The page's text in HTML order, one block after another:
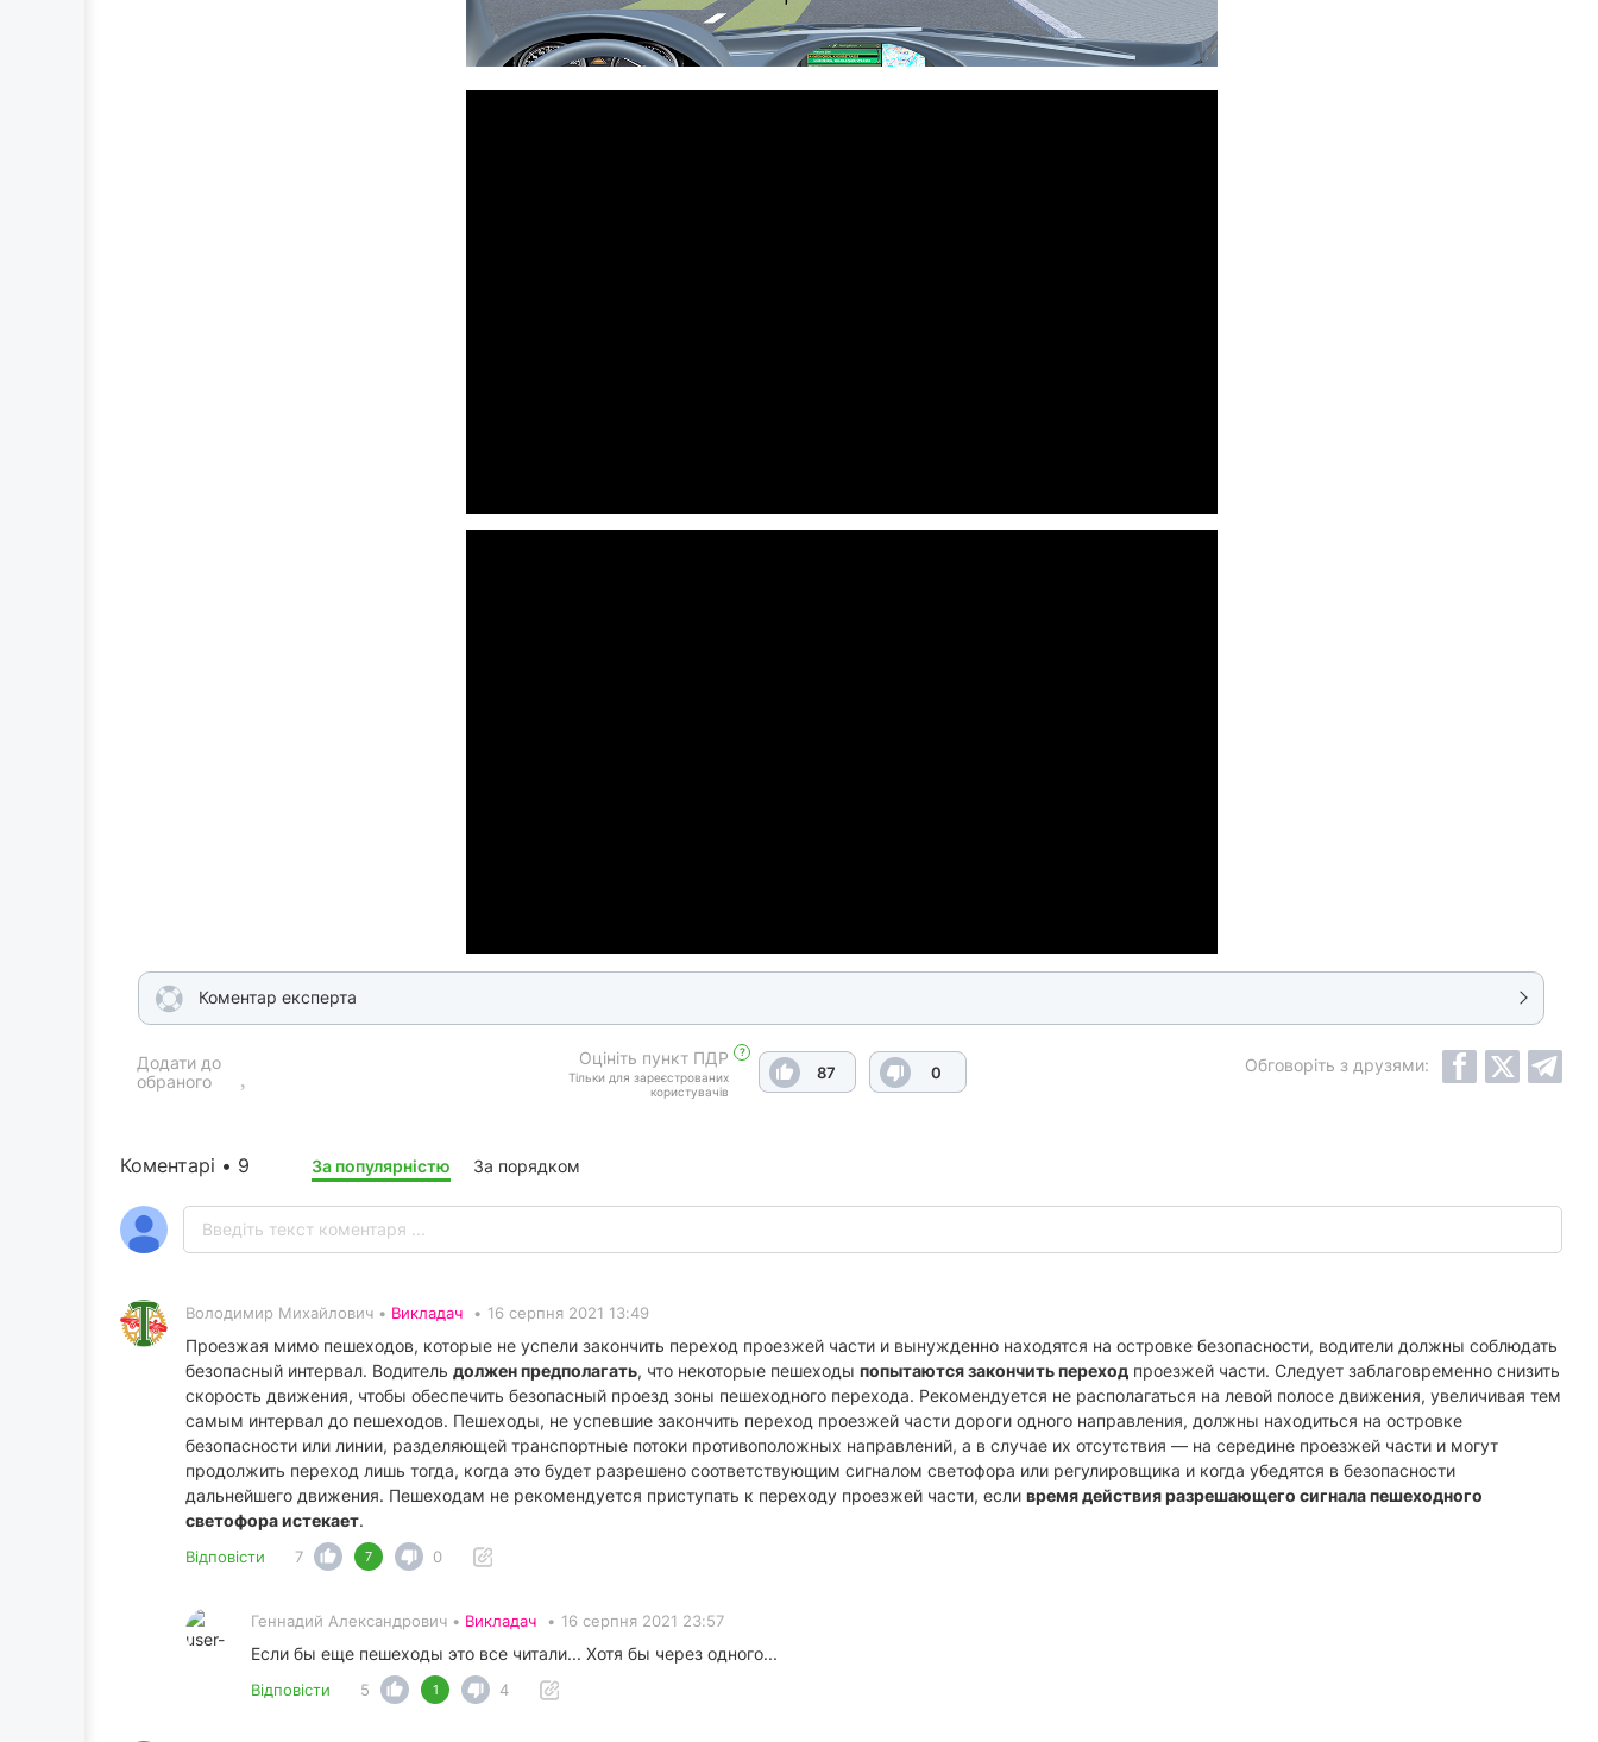
Коментар експерта
Оцініть пункт ПДР ?
Тільки для зареєстрованих
користувачів
87 0
Додати до
обраного
Обговоріть з друзями:
Коментарі • 9 За популярністю За порядком
Володимир Михайлович • Викладач • 16 серпня 2021 13:49
Проезжая мимо пешеходов, которые не успели закончить переход проезжей части и вынужденно находятся на островке безопасности, водители должны соблюдать
безопасный интервал. Водитель должен предполагать, что некоторые пешеходы попытаются закончить переход проезжей части. Следует заблаговременно снизить
скорость движения, чтобы обеспечить безопасный проезд зоны пешеходного перехода. Рекомендуется не располагаться на левой полосе движения, увеличивая тем
самым интервал до пешеходов. Пешеходы, не успевшие закончить переход проезжей части дороги одного направления, должны находиться на островке
безопасности или линии, разделяющей транспортные потоки противоположных направлений, а в случае их отсутствия — на середине проезжей части и могут
продолжить переход лишь тогда, когда это будет разрешено соответствующим сигналом светофора или регулировщика и когда убедятся в безопасности
дальнейшего движения. Пешеходам не рекомендуется приступать к переходу проезжей части, если время действия разрешающего сигнала пешеходного
светофора истекает.
Відповісти 7 7 0
Геннадий Александрович • Викладач • 16 серпня 2021 23:57
Если бы еще пешеходы это все читали... Хотя бы через одного...
Відповісти 5 1 4